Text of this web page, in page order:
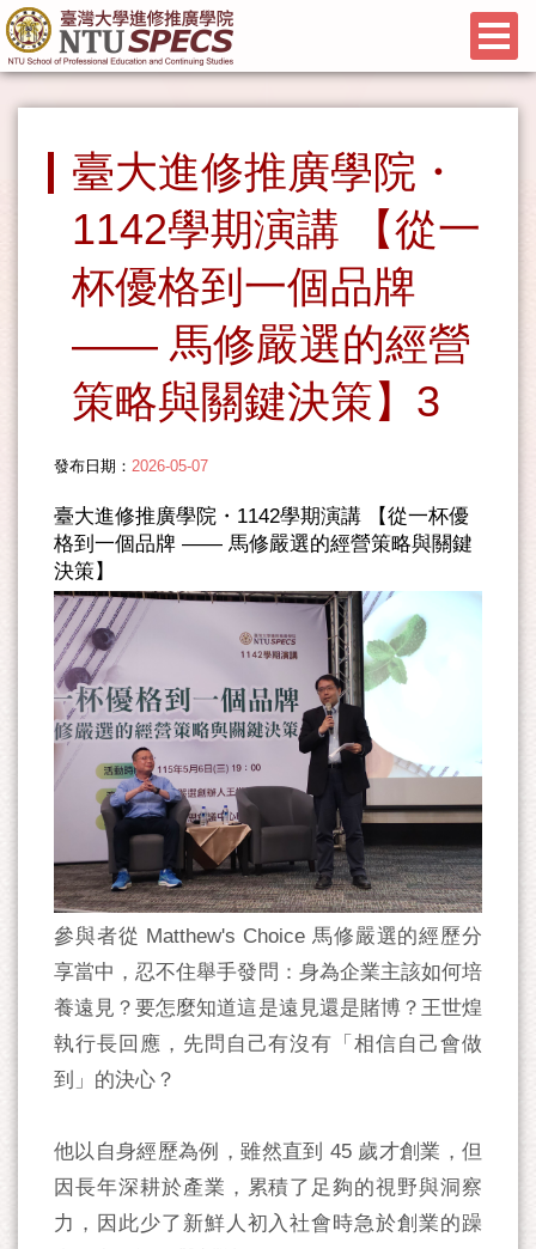
臺大進修推廣學院・
1142學期演講 【從一
杯優格到一個品牌
—— 馬修嚴選的經營
策略與關鍵決策】3
發布日期： 2026-05-07
臺大進修推廣學院・1142學期演講 【從一杯優
格到一個品牌 —— 馬修嚴選的經營策略與關鍵
決策】
參與者從 Matthew's Choice 馬修嚴選的經歷分
享當中，忍不住舉手發問：身為企業主該如何培
養遠見？要怎麼知道這是遠見還是賭博？王世煌
執行長回應，先問自己有沒有「相信自己會做
到」的決心？
他以自身經歷為例，雖然直到 45 歲才創業，但
因長年深耕於產業，累積了足夠的視野與洞察
力，因此少了新鮮人初入社會時急於創業的躁